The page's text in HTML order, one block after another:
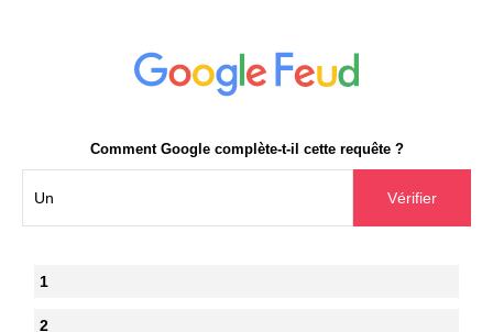
Comment Google complète-t-il cette requête ?
1
2